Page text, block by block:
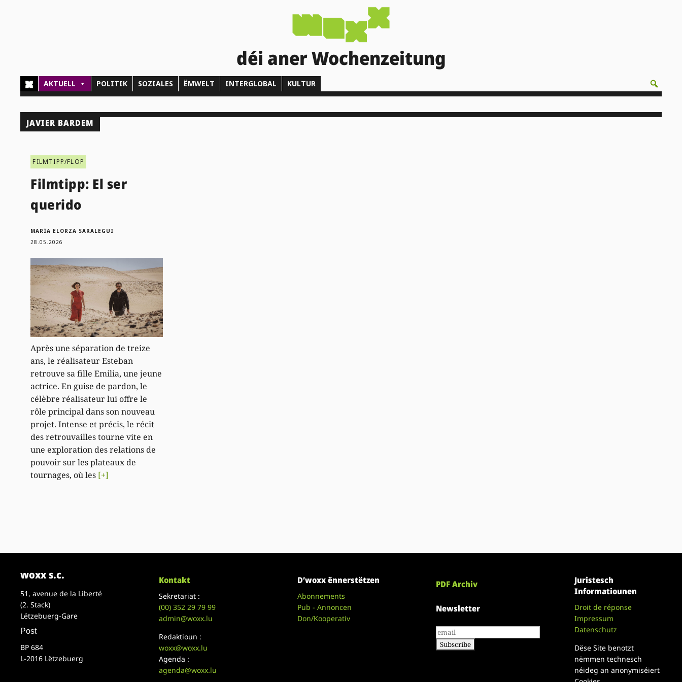
déi aner Wochenzeitung
AKTUELL POLITIK SOZIALES ËMWELT INTERGLOBAL KULTUR
JAVIER BARDEM
FILMTIPP/FLOP
Filmtipp: El ser
querido
MARÍA ELORZA SARALEGUI
28.05.2026
Après une séparation de treize
ans, le réalisateur Esteban
retrouve sa fille Emilia, une jeune
actrice. En guise de pardon, le
célèbre réalisateur lui offre le
rôle principal dans son nouveau
projet. Intense et précis, le récit
des retrouvailles tourne vite en
une exploration des relations de
pouvoir sur les plateaux de
tournages, où les [+]
woxx s.c.
51, avenue de la Liberté
(2. Stack)
Lëtzebuerg-Gare
Post
BP 684
L-2016 Lëtzebuerg
Kontakt
Sekretariat :
(00)352 29 79 99
admin@woxx.lu
Redaktioun :
woxx@woxx.lu
Agenda :
agenda@woxx.lu
D’woxx ënnerstëtzen
Abonnements
Pub - Annoncen
Don/Kooperativ
PDF Archiv
Newsletter
Juristesch
Informatiounen
Droit de réponse
Impressum
Datenschutz
Dëse Site benotzt
nëmmen technesch
néideg an anonymiséiert